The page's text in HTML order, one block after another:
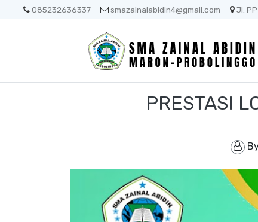
085232636337 smazainalabidin4@gmail.com Jl.
PRESTASI